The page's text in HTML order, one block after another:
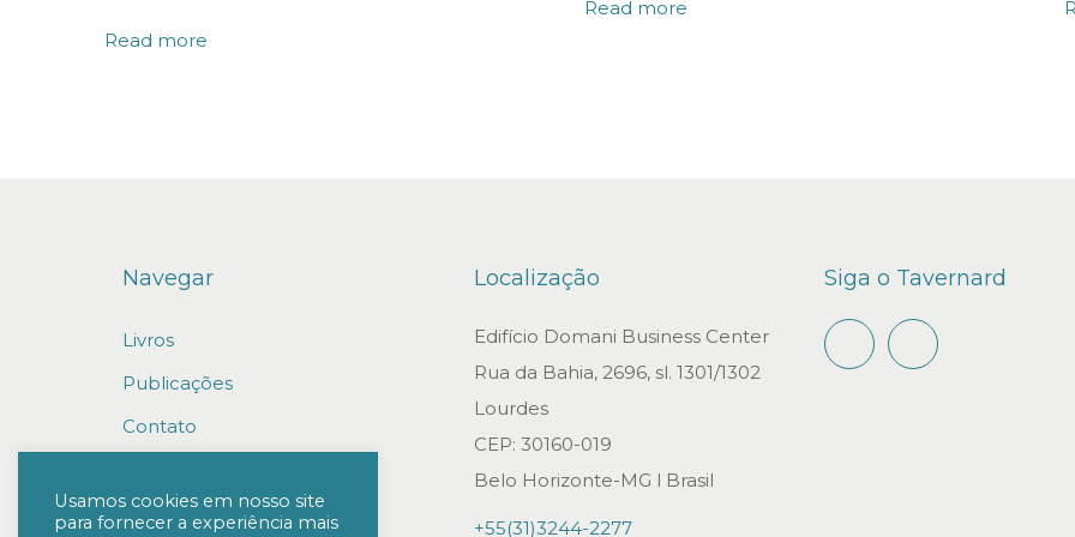
s
s
e
Read more
Read more
Navegar
Livros
Publicações
Contato
Localização
Edifício Domani Business Center
Rua da Bahia, 2696, sl. 1301/1302
Lourdes
CEP: 30160-019
Belo Horizonte-MG l Brasil
+55(31)3244-2277
Siga o Tavernard
Usamos cookies em nosso site
para fornecer a experiência mais